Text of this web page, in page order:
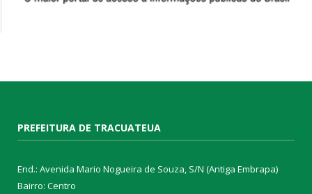
PREFEITURA DE TRACUATEUA
End.: Avenida Mario Nogueira de Souza, S/N (Antiga Embrapa)
Bairro: Centro